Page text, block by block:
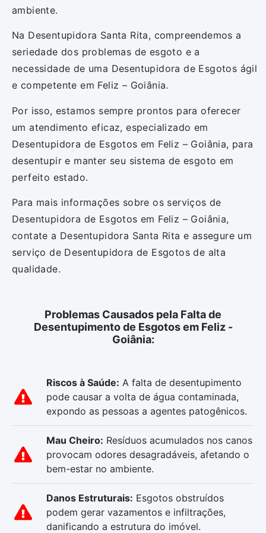
ambiente.
Na Desentupidora Santa Rita, compreendemos a
seriedade dos problemas de esgoto e a
necessidade de uma Desentupidora de Esgotos ágil
e competente em Feliz – Goiânia.
Por isso, estamos sempre prontos para oferecer
um atendimento eficaz, especializado em
Desentupidora de Esgotos em Feliz – Goiânia, para
desentupir e manter seu sistema de esgoto em
perfeito estado.
Para mais informações sobre os serviços de
Desentupidora de Esgotos em Feliz – Goiânia,
contate a Desentupidora Santa Rita e assegure um
serviço de Desentupidora de Esgotos de alta
qualidade.
Problemas Causados pela Falta de
Desentupimento de Esgotos em Feliz -
Goiânia:
Riscos à Saúde: A falta de desentupimento
pode causar a volta de água contaminada,
expondo as pessoas a agentes patogênicos.
Mau Cheiro: Resíduos acumulados nos canos
provocam odores desagradáveis, afetando o
bem-estar no ambiente.
Danos Estruturais: Esgotos obstruídos
podem gerar vazamentos e infiltrações,
danificando a estrutura do imóvel.